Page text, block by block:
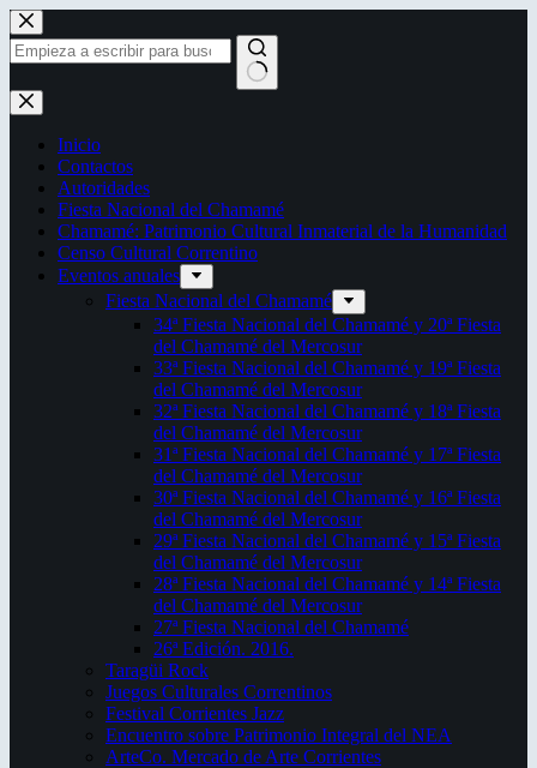
Saltar
al
contenido
Sin
resultados
Inicio
Contactos
Autoridades
Fiesta Nacional del Chamamé
Chamamé: Patrimonio Cultural Inmaterial de la Humanidad
Censo Cultural Correntino
Eventos anuales
Fiesta Nacional del Chamamé
34ª Fiesta Nacional del Chamamé y 20ª Fiesta
del Chamamé del Mercosur
33ª Fiesta Nacional del Chamamé y 19ª Fiesta
del Chamamé del Mercosur
32ª Fiesta Nacional del Chamamé y 18ª Fiesta
del Chamamé del Mercosur
31ª Fiesta Nacional del Chamamé y 17ª Fiesta
del Chamamé del Mercosur
30ª Fiesta Nacional del Chamamé y 16ª Fiesta
del Chamamé del Mercosur
29ª Fiesta Nacional del Chamamé y 15ª Fiesta
del Chamamé del Mercosur
28ª Fiesta Nacional del Chamamé y 14ª Fiesta
del Chamamé del Mercosur
27ª Fiesta Nacional del Chamamé
26ª Edición. 2016.
Taragüi Rock
Juegos Culturales Correntinos
Festival Corrientes Jazz
Encuentro sobre Patrimonio Integral del NEA
ArteCo. Mercado de Arte Corrientes